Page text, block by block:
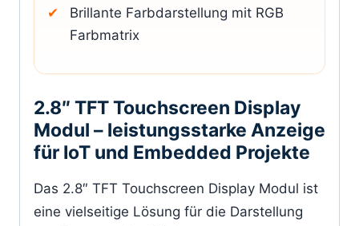
Brillante Farbdarstellung mit RGB
Farbmatrix
2.8″ TFT Touchscreen Display
Modul – leistungsstarke Anzeige
für IoT und Embedded Projekte
Das 2.8″ TFT Touchscreen Display Modul ist
eine vielseitige Lösung für die Darstellung